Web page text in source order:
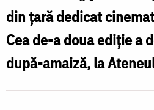
din țară dedicat
Cea de-a doua ediție a
după-amaiză, la